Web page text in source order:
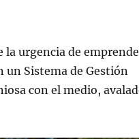
la urgencia de
un Sistema de Gestión
con el medio,